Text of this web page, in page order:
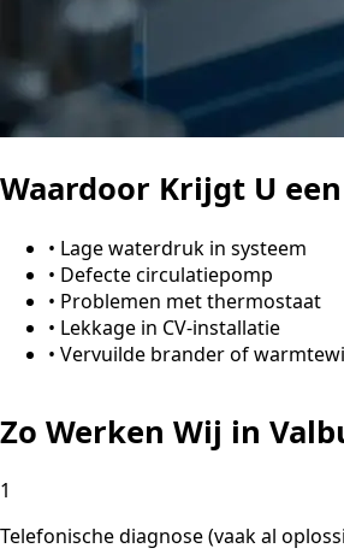
Waardoor Krijgt U
• Lage waterdruk in systeem
• Defecte circulatiepomp
• Problemen met thermostaat
• Lekkage in CV-installatie
• Vervuilde brander of
Zo Werken Wij in
1
Telefonische diagnose (vaak al